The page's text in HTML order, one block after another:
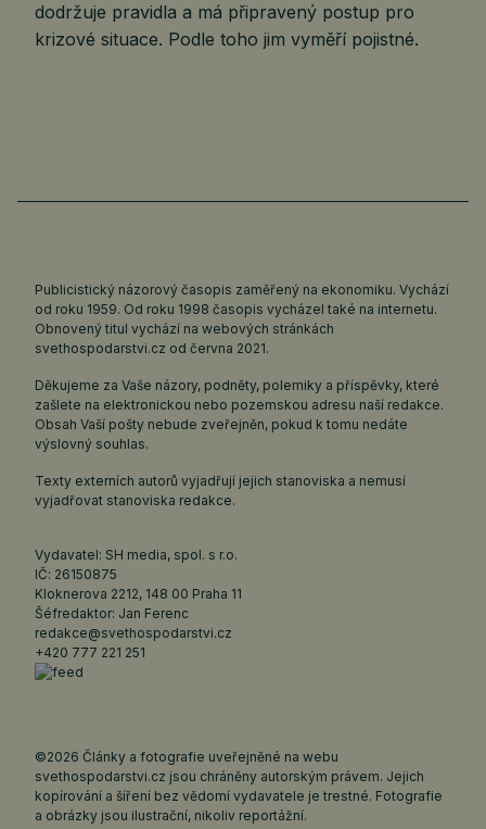
dodržuje pravidla a má připravený postup pro
krizové situace. Podle toho jim vyměří pojistné.
Publicistický názorový časopis zaměřený na ekonomiku. Vychází
od roku 1959. Od roku 1998 časopis vycházel také na internetu.
Obnovený titul vychází na webových stránkách
svethospodarstvi.cz od června 2021.
Děkujeme za Vaše názory, podněty, polemiky a příspěvky, které
zašlete na elektronickou nebo pozemskou adresu naší redakce.
Obsah Vaší pošty nebude zveřejněn, pokud k tomu nedáte
výslovný souhlas.
Texty externích autorů vyjadřují jejich stanoviska a nemusí
vyjadřovat stanoviska redakce.
Vydavatel: SH media, spol. s r.o.
IČ: 26150875
Kloknerova 2212, 148 00 Praha 11
Šéfredaktor: Jan Ferenc
redakce@svethospodarstvi.cz
+420 777 221 251
©2026 Články a fotografie uveřejněné na webu
svethospodarstvi.cz jsou chráněny autorským právem. Jejich
kopírování a šíření bez vědomí vydavatele je trestné. Fotografie
a obrázky jsou ilustrační, nikoliv reportážní.